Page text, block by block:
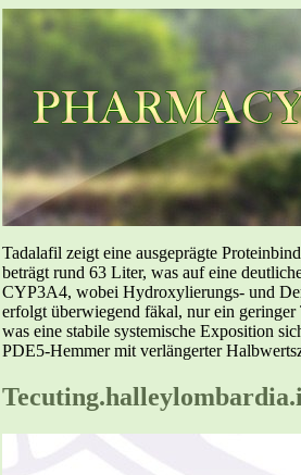
Tadalafil zeigt eine ausgeprägte
beträgt rund 63 Liter, was auf eine
CYP3A4, wobei Hydroxylierungs- und
erfolgt überwiegend fäkal, nur ein
was eine stabile systemische Exposition
PDE5-Hemmer mit verlängerter